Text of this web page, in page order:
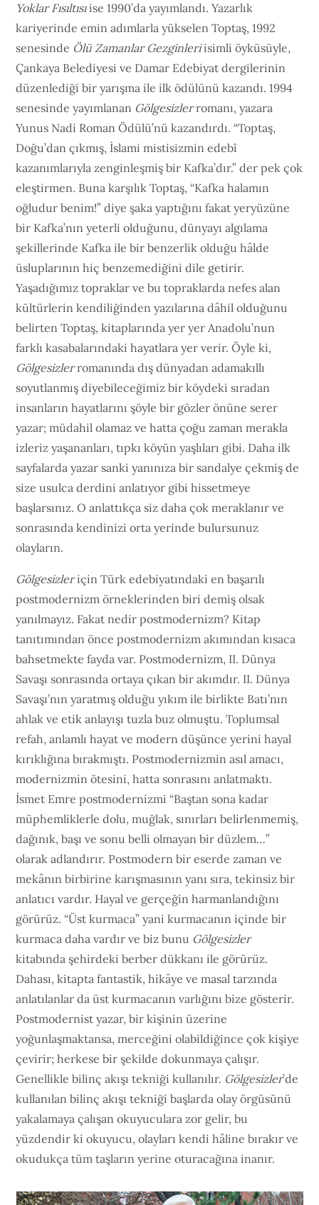
Yoklar Fısıltısıise 1990’da yayımlandı. Yazarlık
kariyerinde emin adımlarla yükselen Toptaş, 1992
senesinde Ölü Zamanlar Gezginleriisimli öyküsüyle,
Çankaya Belediyesi ve Damar Edebiyat dergilerinin
düzenlediği bir yarışma ile ilk ödülünü kazandı. 1994
senesinde yayımlanan Gölgesizlerromanı, yazara
Yunus Nadi Roman Ödülü’nü kazandırdı. “Toptaş,
Doğu’dan çıkmış, İslami mistisizmin edebî
kazanımlarıyla zenginleşmiş bir Kafka’dır.” der pek çok
eleştirmen. Buna karşılık Toptaş, “Kafka halamın
oğludur benim!” diye şaka yaptığını fakat yeryüzüne
bir Kafka’nın yeterli olduğunu, dünyayı algılama
şekillerinde Kafka ile bir benzerlik olduğu hâlde
üsluplarının hiç benzemediğini dile getirir.
Yaşadığımız topraklar ve bu topraklarda nefes alan
kültürlerin kendiliğinden yazılarına dâhil olduğunu
belirten Toptaş, kitaplarında yer yer Anadolu’nun
farklı kasabalarındaki hayatlara yer verir. Öyle ki,
Gölgesizlerromanında dış dünyadan adamakıllı
soyutlanmış diyebileceğimiz bir köydeki sıradan
insanların hayatlarını şöyle bir gözler önüne serer
yazar; müdahil olamaz ve hatta çoğu zaman merakla
izleriz yaşananları, tıpkı köyün yaşlıları gibi. Daha ilk
sayfalarda yazar sanki yanınıza bir sandalye çekmiş de
size usulca derdini anlatıyor gibi hissetmeye
başlarsınız. O anlattıkça siz daha çok meraklanır ve
sonrasında kendinizi orta yerinde bulursunuz
olayların.
Gölgesizleriçin Türk edebiyatındaki en başarılı
postmodernizm örneklerinden biri demiş olsak
yanılmayız. Fakat nedir postmodernizm? Kitap
tanıtımından önce postmodernizm akımından kısaca
bahsetmekte fayda var. Postmodernizm, II. Dünya
Savaşı sonrasında ortaya çıkan bir akımdır. II. Dünya
Savaşı’nın yaratmış olduğu yıkım ile birlikte Batı’nın
ahlak ve etik anlayışı tuzla buz olmuştu. Toplumsal
refah, anlamlı hayat ve modern düşünce yerini hayal
kırıklığına bırakmıştı. Postmodernizmin asıl amacı,
modernizmin ötesini, hatta sonrasını anlatmaktı.
İsmet Emre postmodernizmi “Baştan sona kadar
müphemliklerle dolu, muğlak, sınırları belirlenmemiş,
dağınık, başı ve sonu belli olmayan bir düzlem…”
olarak adlandırır. Postmodern bir eserde zaman ve
mekânın birbirine karışmasının yanı sıra, tekinsiz bir
anlatıcı vardır. Hayal ve gerçeğin harmanlandığını
görürüz. “Üst kurmaca” yani kurmacanın içinde bir
kurmaca daha vardır ve biz bunu Gölgesizler
kitabında şehirdeki berber dükkanı ile görürüz.
Dahası, kitapta fantastik, hikâye ve masal tarzında
anlatılanlar da üst kurmacanın varlığını bize gösterir.
Postmodernist yazar, bir kişinin üzerine
yoğunlaşmaktansa, merceğini olabildiğince çok kişiye
çevirir; herkese bir şekilde dokunmaya çalışır.
Genellikle bilinç akışı tekniği kullanılır. Gölgesizler’de
kullanılan bilinç akışı tekniği başlarda olay örgüsünü
yakalamaya çalışan okuyuculara zor gelir, bu
yüzdendir ki okuyucu, olayları kendi hâline bırakır ve
okudukça tüm taşların yerine oturacağına inanır.